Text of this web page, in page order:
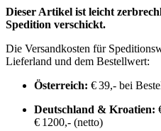
Dieser Artikel ist leicht
Spedition verschickt.
Die Versandkosten für
Lieferland und dem Bestellwert:
Österreich: € 39,- bei
Deutschland & Kroatien:
€ 1200,- (netto)